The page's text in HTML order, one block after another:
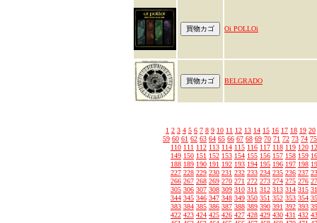
Oi POLLOi
BELGRADO
1 2 3 4 5 6 7 8 9 10 11 12 13 14 15 16 17 18 19 20
59 60 61 62 63 64 65 66 67 68 69 70 71 72 73 74 75
110 111 112 113 114 115 116 117 118 119 120
149 150 151 152 153 154 155 156 157 158 159
188 189 190 191 192 193 194 195 196 197 198
227 228 229 230 231 232 233 234 235 236 237
266 267 268 269 270 271 272 273 274 275 276
305 306 307 308 309 310 311 312 313 314 315
344 345 346 347 348 349 350 351 352 353 354
383 384 385 386 387 388 389 390 391 392 393
422 423 424 425 426 427 428 429 430 431 432